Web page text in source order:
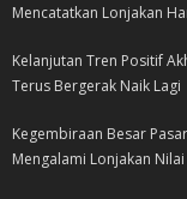
Mencatatkan Lonjakan
Kelanjutan Tren Positif
Terus Bergerak Naik Lagi
Kegembiraan Besar
Mengalami Lonjakan